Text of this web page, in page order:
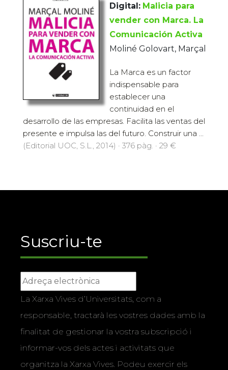
Digital: Malicia para
vender con Marca. La
Comunicación Activa
Moliné Golovart, Marçal
La Marca es un factor
indispensable para
establecer una
continuidad en el
desarrollo de las empresas. Facilita las ventas del
presente e impulsa las del futuro. Construir una ...
(Editorial UOC, S.L., 2014) · 376 pàg. · 29 €
Suscriu-te
La Xarxa Vives d’Universitats, com a
responsable, tractarà les vostres dades amb la
finalitat de gestionar la vostra subscripció i
informar-vos dels actes i activitats que
organitza la Xarxa Vives. Podeu exercir els